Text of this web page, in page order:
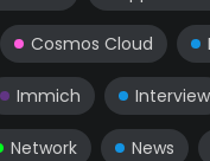
Cosmos Cloud
Immich Interview
Network News